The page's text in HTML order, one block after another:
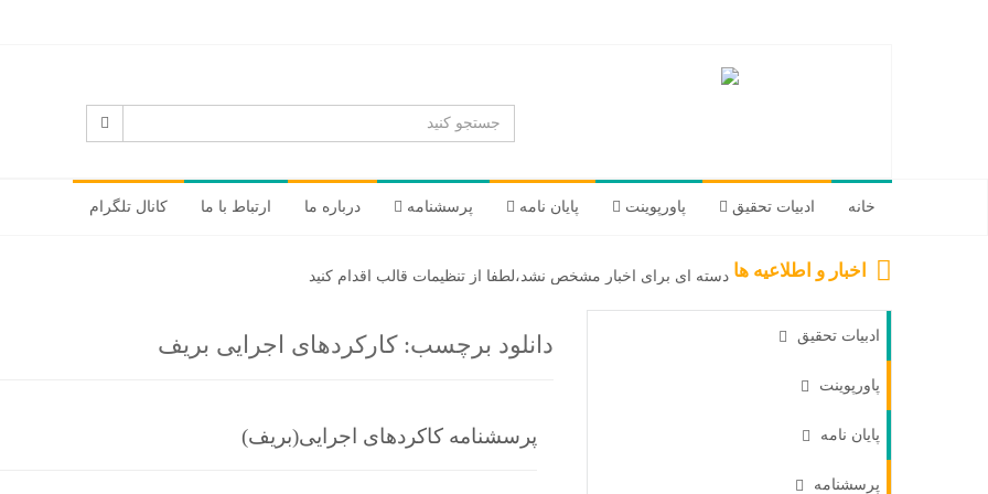
خانه ادبیات تحقیق پاورپوینت پایان نامه پرسشنامه درباره ما ارتباط با ما کانال تلگرام
اخبار و اطلاعیه ها دسته ای برای اخبار مشخص نشد،لطفا از تنظیمات قالب اقدام کنید
دانلود برچسب:کارکردهای اجرایی بریف
پرسشنامه کاکردهای اجرایی(بریف)
ادبیات تحقیق
پاورپوینت
پایان نامه
پرسشنامه